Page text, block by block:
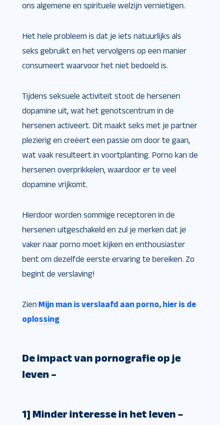
ons algemene en spirituele welzijn vernietigen.
Het hele probleem is dat je iets natuurlijks als
seks gebruikt en het vervolgens op een manier
consumeert waarvoor het niet bedoeld is.
Tijdens seksuele activiteit stoot de hersenen
dopamine uit, wat het genotscentrum in de
hersenen activeert. Dit maakt seks met je partner
plezierig en creëert een passie om door te gaan,
wat vaak resulteert in voortplanting. Porno kan de
hersenen overprikkelen, waardoor er te veel
dopamine vrijkomt.
Hierdoor worden sommige receptoren in de
hersenen uitgeschakeld en zul je merken dat je
vaker naar porno moet kijken en enthousiaster
bent om dezelfde eerste ervaring te bereiken. Zo
begint de verslaving!
Zien Mijn man is verslaafd aan porno, hier is de
oplossing
De impact van pornografie op je
leven –
1] Minder interesse in het leven –